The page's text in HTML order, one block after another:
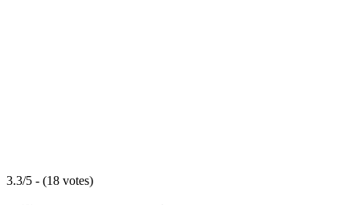
3.3/5 - (18 votes)